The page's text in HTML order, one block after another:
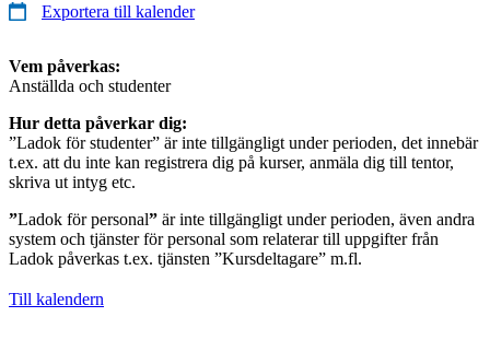
Exportera till kalender
Vem påverkas:
Anställda och studenter
Hur detta påverkar dig:
”Ladok för studenter” är inte tillgängligt under perioden, det innebär
t.ex. att du inte kan registrera dig på kurser, anmäla dig till tentor,
skriva ut intyg etc.
”Ladok för personal” är inte tillgängligt under perioden, även andra
system och tjänster för personal som relaterar till uppgifter från
Ladok påverkas t.ex. tjänsten ”Kursdeltagare” m.fl.
Till kalendern